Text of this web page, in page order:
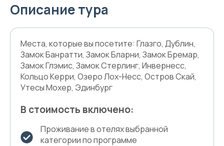
Описание тура
Места, которые вы посетите: Глазго, Дублин,
Замок Банратти, Замок Бларни, Замок Бремар,
Замок Глэмис, Замок Стерлинг, Инвернесс,
Кольцо Керри, Озеро Лох-Несс, Остров Скай,
Утесы Мохер, Эдинбург
В стоимость включено:
Проживание в отелях выбранной
категории по программе